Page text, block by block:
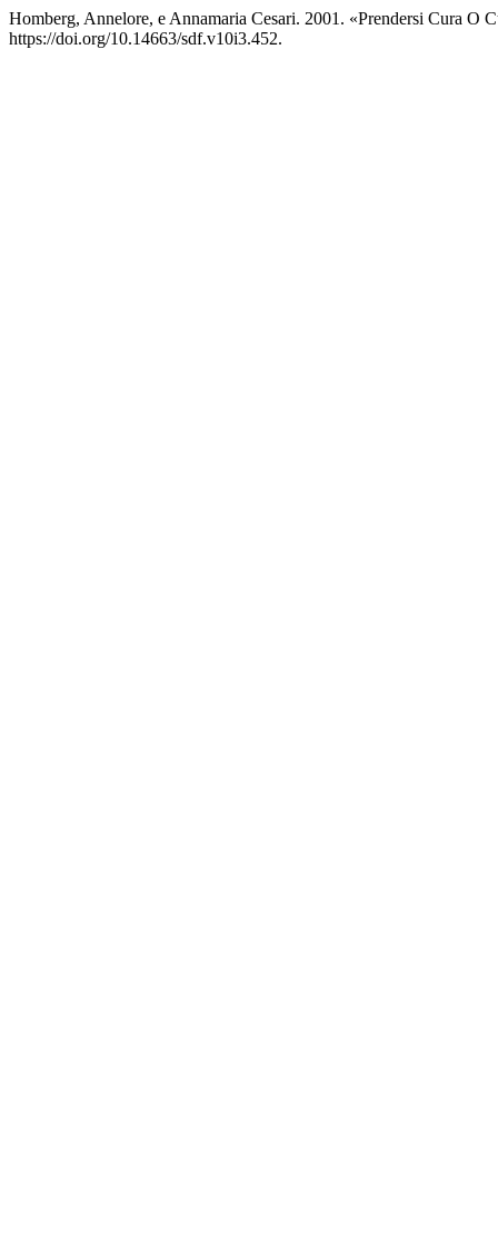
Homberg, Annelore, e Annamaria Cesari. 2001. «Prendersi Cura O
https://doi.org/10.14663/sdf.v10i3.452.